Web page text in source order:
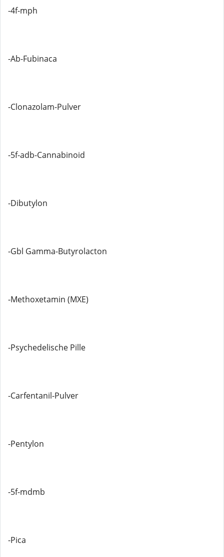
-4f-mph
-Ab-Fubinaca
-Clonazolam-Pulver
-5f-adb-Cannabinoid
-Dibutylon
-Gbl Gamma-Butyrolacton
-Methoxetamin (MXE)
-Psychedelische Pille
-Carfentanil-Pulver
-Pentylon
-5f-mdmb
-Pica